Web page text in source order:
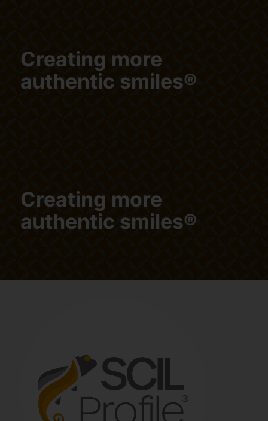
Creating more
authentic smiles®
Creating more
authentic smiles®